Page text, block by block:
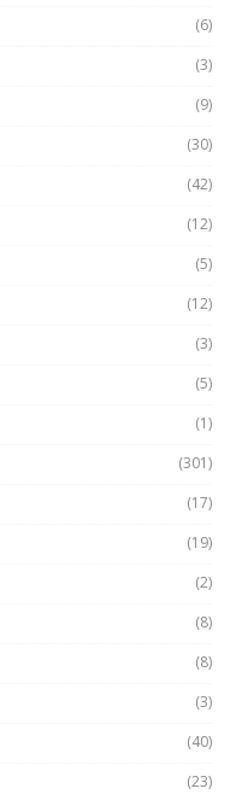
(6)
(3)
(9)
(30)
(42)
(12)
(5)
(12)
(3)
(5)
(1)
(301)
(17)
(19)
(2)
(8)
(8)
(3)
(40)
(23)